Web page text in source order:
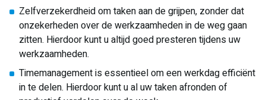
Zelfverzekerdheid om taken aan de grijpen, zonder dat
onzekerheden over de werkzaamheden in de weg gaan
zitten. Hierdoor kunt u altijd goed presteren tijdens uw
werkzaamheden.
Timemanagement is essentieel om een werkdag efficiënt
in te delen. Hierdoor kunt u al uw taken afronden of